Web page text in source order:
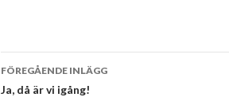
Inläggsnavigering
FÖREGÅENDE INLÄGG
Ja, då är vi igång!